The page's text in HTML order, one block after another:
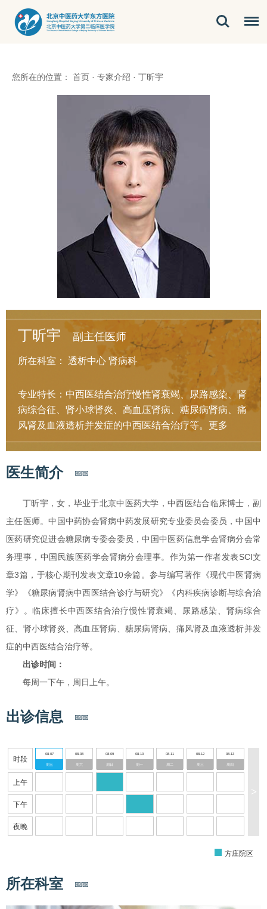
您所在的位置： 首页 · 专家介绍 · 丁昕宇
丁昕宇 副主任医师
所在科室： 透析中心 肾病科
专业特长：中西医结合治疗慢性肾衰竭、尿路感染、肾
病综合征、肾小球肾炎、高血压肾病、糖尿病肾病、痛
风肾及血液透析并发症的中西医结合治疗等。 更多
医生简介
丁昕宇，女，毕业于北京中医药大学，中西医结合临床博士，副
主任医师。中国中药协会肾病中药发展研究专业委员会委员，中国中
医药研究促进会糖尿病专委会委员，中国中医药信息学会肾病分会常
务理事，中国民族医药学会肾病分会理事。作为第一作者发表SCI文
章3篇，于核心期刊发表文章10余篇。参与编写著作《现代中医肾病
学》《糖尿病肾病中西医结合诊疗与研究》《内科疾病诊断与综合治
疗》。临床擅长中西医结合治疗慢性肾衰竭、尿路感染、肾病综合
征、肾小球肾炎、高血压肾病、糖尿病肾病、痛风肾及血液透析并发
症的中西医结合治疗等。
出诊时间：
每周一下午，周日上午。
出诊信息
时段
上午
下午
夜晚
08-07
周五
08-08
周六
08-09
周日
08-10
周一
08-11 08-12
周三
08-13
周四
>
方庄院区
所在科室